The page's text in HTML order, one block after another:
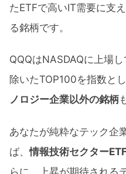
たETFで高いIT需要に支
る銘柄です。
QQQはNASDAQに上場
除いたTOP100を指数と
ノロジー企業以外の銘柄
あなたが純粋なテック企
ば、情報技術セクター
らに、上昇が期待される